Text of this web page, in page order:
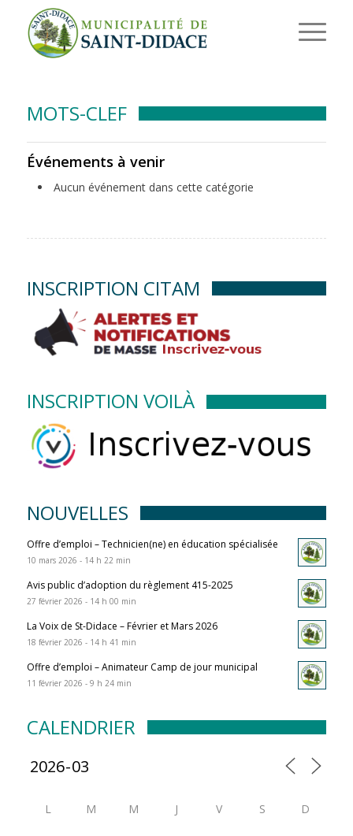
MOTS-CLEF
Événements à venir
Aucun événement dans cette catégorie
INSCRIPTION CITAM
INSCRIPTION VOILÀ
NOUVELLES
Offre d’emploi – Technicien(ne) en éducation spécialisée
10 mars 2026 - 14 h 22 min
Avis public d’adoption du règlement 415-2025
27 février 2026 - 14 h 00 min
La Voix de St-Didace – Février et Mars 2026
18 février 2026 - 14 h 41 min
Offre d’emploi – Animateur Camp de jour municipal
11 février 2026 - 9 h 24 min
CALENDRIER
L M M J V S D